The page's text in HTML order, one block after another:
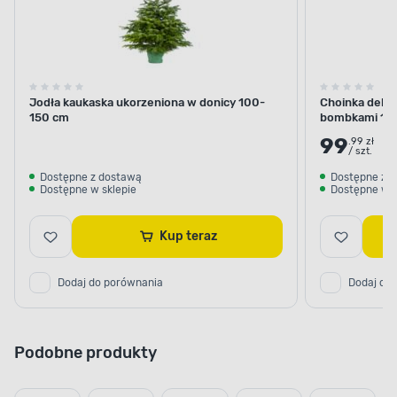
Jodła kaukaska ukorzeniona w donicy 100-
150 cm
Dostępne z dostawą
Dostępne w sklepie
Kup teraz
Dodaj do porównania
Choinka
bombkami
99.99 zł
/ szt.
Dostępne z
Dostępne w
Dodaj do
Podobne produkty